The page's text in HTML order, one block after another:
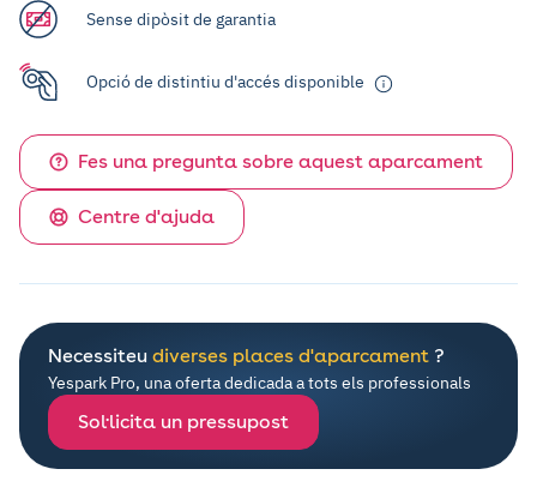
Sense dipòsit de garantia
Opció de distintiu d'accés disponible
Fes una pregunta sobre aquest aparcament
Centre d'ajuda
Necessiteu diverses places d'aparcament ?
Yespark Pro, una oferta dedicada a tots els professionals
Sol·licita un pressupost